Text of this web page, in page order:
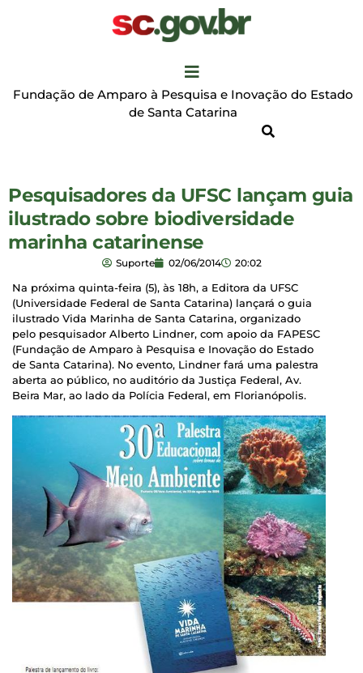
Fundação de Amparo à Pesquisa e Inovação do Estado
de Santa Catarina
Pesquisadores da UFSC lançam guia
ilustrado sobre biodiversidade
marinha catarinense
Suporte 02/06/2014 20:02
Na próxima quinta-feira (5), às 18h, a Editora da UFSC
(Universidade Federal de Santa Catarina) lançará o guia
ilustrado Vida Marinha de Santa Catarina, organizado
pelo pesquisador Alberto Lindner, com apoio da FAPESC
(Fundação de Amparo à Pesquisa e Inovação do Estado
de Santa Catarina). No evento, Lindner fará uma palestra
aberta ao público, no auditório da Justiça Federal, Av.
Beira Mar, ao lado da Polícia Federal, em Florianópolis.